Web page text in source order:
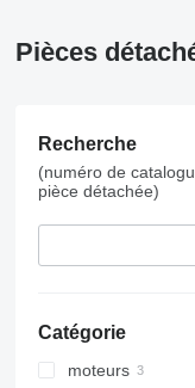
Pièces
Recherche
(numéro de
pièce détachée)
Catégorie
moteurs